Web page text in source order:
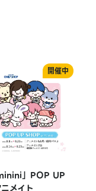
」POP UP
メイト